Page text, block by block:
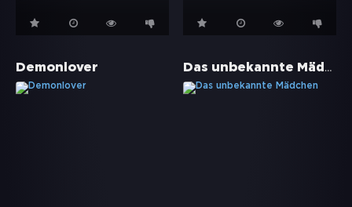
Demonlover Das unbekannte Mädchen